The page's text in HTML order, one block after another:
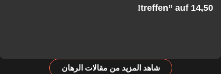
treffen” auf 14,50!
شاهد المزيد من مقالات الرهان